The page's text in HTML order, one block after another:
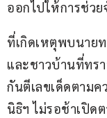
ออกไปให้การช่ว
ที่เกิดเหตุพบนาย
และชาวบ้านที่ทร
กันตีเลขเด็ดตาม
นิธิฯ ไม่รอช้าเปิด